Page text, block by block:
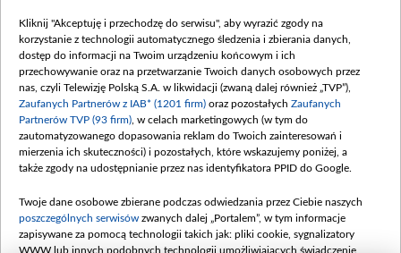
Procedura zgłoszeń wewnętrznych
Kliknij "Akceptuję i przechodzę do serwisu", aby wyrazić zgody na
korzystanie z technologii automatycznego śledzenia i zbierania danych,
dostęp do informacji na Twoim urządzeniu końcowym i ich
przechowywanie oraz na przetwarzanie Twoich danych osobowych przez
nas, czyli Telewizję Polską S.A. w likwidacji (zwaną dalej również „TVP”),
Zaufanych Partnerów z IAB* (1201 firm) oraz pozostałych Zaufanych
Partnerów TVP (93 firm) , w celach marketingowych (w tym do
zautomatyzowanego dopasowania reklam do Twoich zainteresowań i
mierzenia ich skuteczności) i pozostałych, które wskazujemy poniżej, a
także zgody na udostępnianie przez nas identyfikatora PPID do Google.
Twoje dane osobowe zbierane podczas odwiedzania przez Ciebie naszych
poszczególnych serwisów zwanych dalej „Portalem”, w tym informacje
zapisywane za pomocą technologii takich jak: pliki cookie, sygnalizatory
WWW lub innych podobnych technologii umożliwiających świadczenie